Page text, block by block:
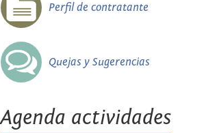
Perfil de contratante
Quejas y Sugerencias
Agenda actividades